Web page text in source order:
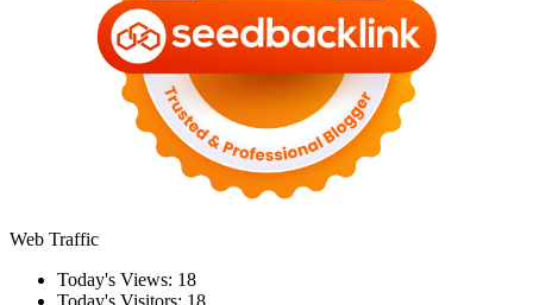
Web Traffic
Today's Views: 18
Today's Visitors: 18